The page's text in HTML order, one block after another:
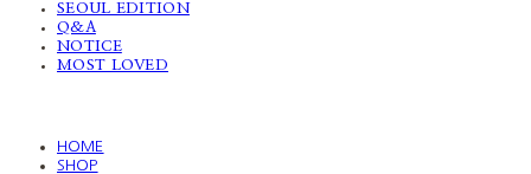
SEOUL EDITION
Q&A
NOTICE
MOST LOVED
HOME
SHOP